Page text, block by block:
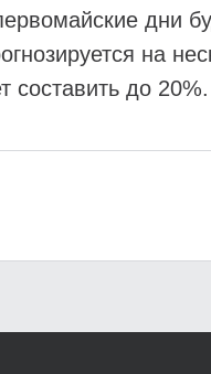
дни
на
составить до 20%.